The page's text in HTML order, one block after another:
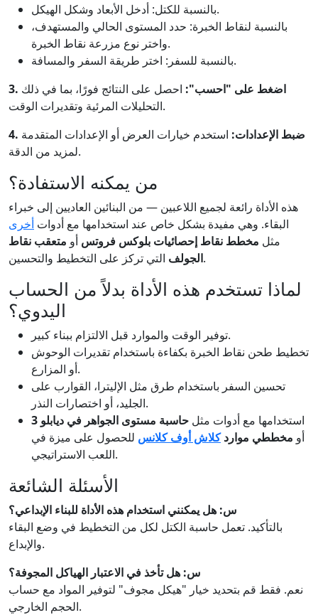
بالنسبة للكتل: أدخل الأبعاد وشكل الهيكل.
بالنسبة لنقاط الخبرة: حدد المستوى الحالي والمستهدف،
واختر نوع مزرعة نقاط الخبرة.
بالنسبة للسفر: اختر طريقة السفر والمسافة.
3. اضغط على "احسب": احصل على النتائج فورًا، بما في ذلك
التحليلات المرئية وتقديرات الوقت.
4. ضبط الإعدادات: استخدم خيارات العرض أو الإعدادات المتقدمة
لمزيد من الدقة.
من يمكنه الاستفادة؟
هذه الأداة رائعة لجميع اللاعبين — من البنائين العاديين إلى خبراء
البقاء. وهي مفيدة بشكل خاص عند استخدامها مع أدوات أخرى
مثل مخطط نقاط إحصائيات بلوكس فروتس أو متعقب نقاط
الجولفالتي تركز على التخطيط والتحسين.
لماذا تستخدم هذه الأداة بدلاً من الحساب
اليدوي؟
توفير الوقت والموارد قبل الالتزام ببناء كبير.
تخطيط طحن نقاط الخبرة بكفاءة باستخدام تقديرات الوحوش
أو المزارع.
تحسين السفر باستخدام طرق مثل الإليترا، القوارب على
الجليد، أو اختصارات النذر.
استخدامها مع أدوات مثل حاسبة مستوى الجواهر في ديابلو 3
أو مخططي مواردكلاش أوف كلانس للحصول على ميزة في
اللعب الاستراتيجي.
الأسئلة الشائعة
س: هل يمكنني استخدام هذه الأداة للبناء الإبداعي؟
بالتأكيد. تعمل حاسبة الكتل لكل من التخطيط في وضع البقاء
والإبداع.
س: هل تأخذ في الاعتبار الهياكل المجوفة؟
نعم. فقط قم بتحديد خيار "هيكل مجوف" لتوفير المواد مع حساب
الحجم الخارجي.